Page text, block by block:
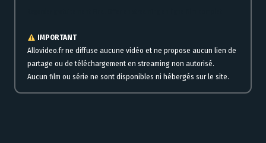
IMPORTANT
Allovideo.fr ne diffuse aucune vidéo et ne propose aucun lien de
partage ou de téléchargement en streaming non autorisé.
Aucun film ou série ne sont disponibles ni hébergés sur le site.